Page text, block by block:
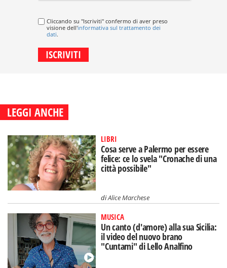
Cliccando su "Iscriviti" confermo di aver preso
visione dell'informativa sul trattamento dei
dati.
LEGGI ANCHE
LIBRI
Cosa serve a Palermo per essere
felice: ce lo svela "Cronache di una
città possibile"
diAlice Marchese
MUSICA
Un canto (d'amore) alla sua Sicilia:
il video del nuovo brano
"Cuntami" di Lello Analfino